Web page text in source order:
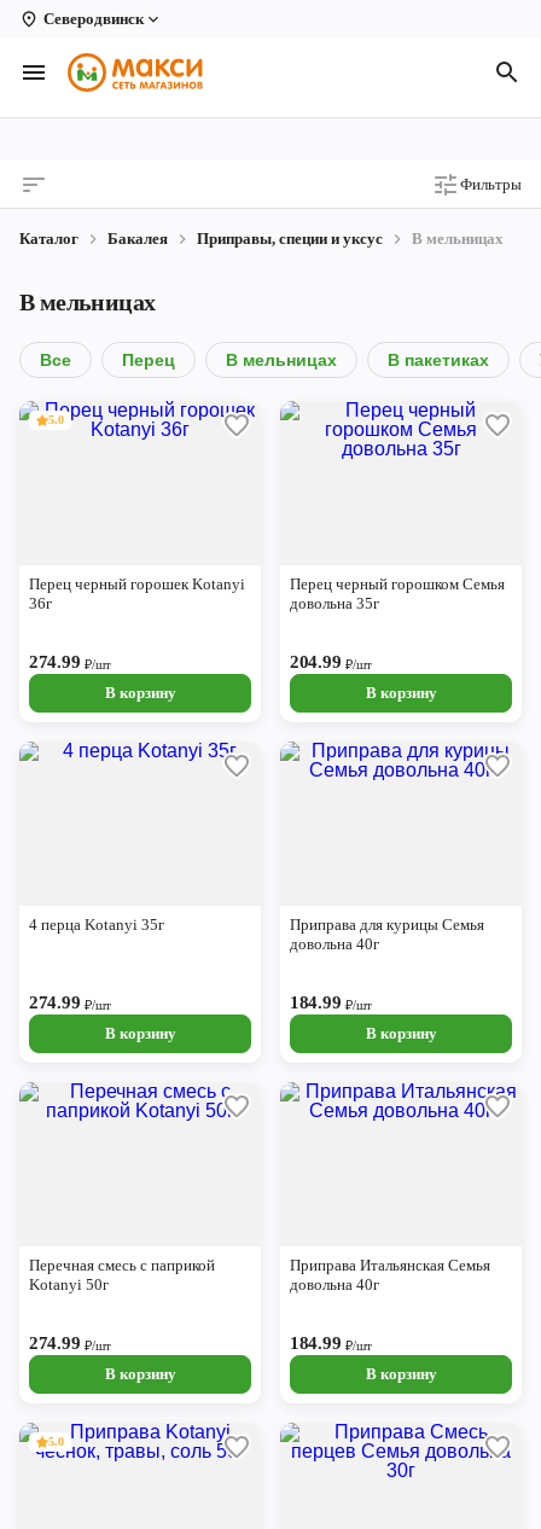
Северодвинск
Вологда
Архангельск
Киров
Коряжма
Котлас
Новодвинск
Ярославль
Фильтры
Каталог Бакалея Приправы, специи и уксус В мельницах
В мельницах
Все Перец В мельницах В пакетиках
5.0
Перец черный горошек Kotanyi
36г
274.99 ₽/шт
В корзину
Перец черный горошком Семья
довольна 35г
204.99 ₽/шт
В корзину
4 перца Kotanyi 35г
274.99 ₽/шт
В корзину
Приправа для курицы Семья
довольна 40г
184.99 ₽/шт
В корзину
Перечная смесь с паприкой
Kotanyi 50г
274.99 ₽/шт
В корзину
Приправа Итальянская Семья
довольна 40г
184.99 ₽/шт
В корзину
5.0